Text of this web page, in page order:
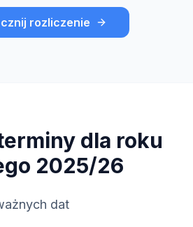
rozliczenie
dla roku
2025/26
dat